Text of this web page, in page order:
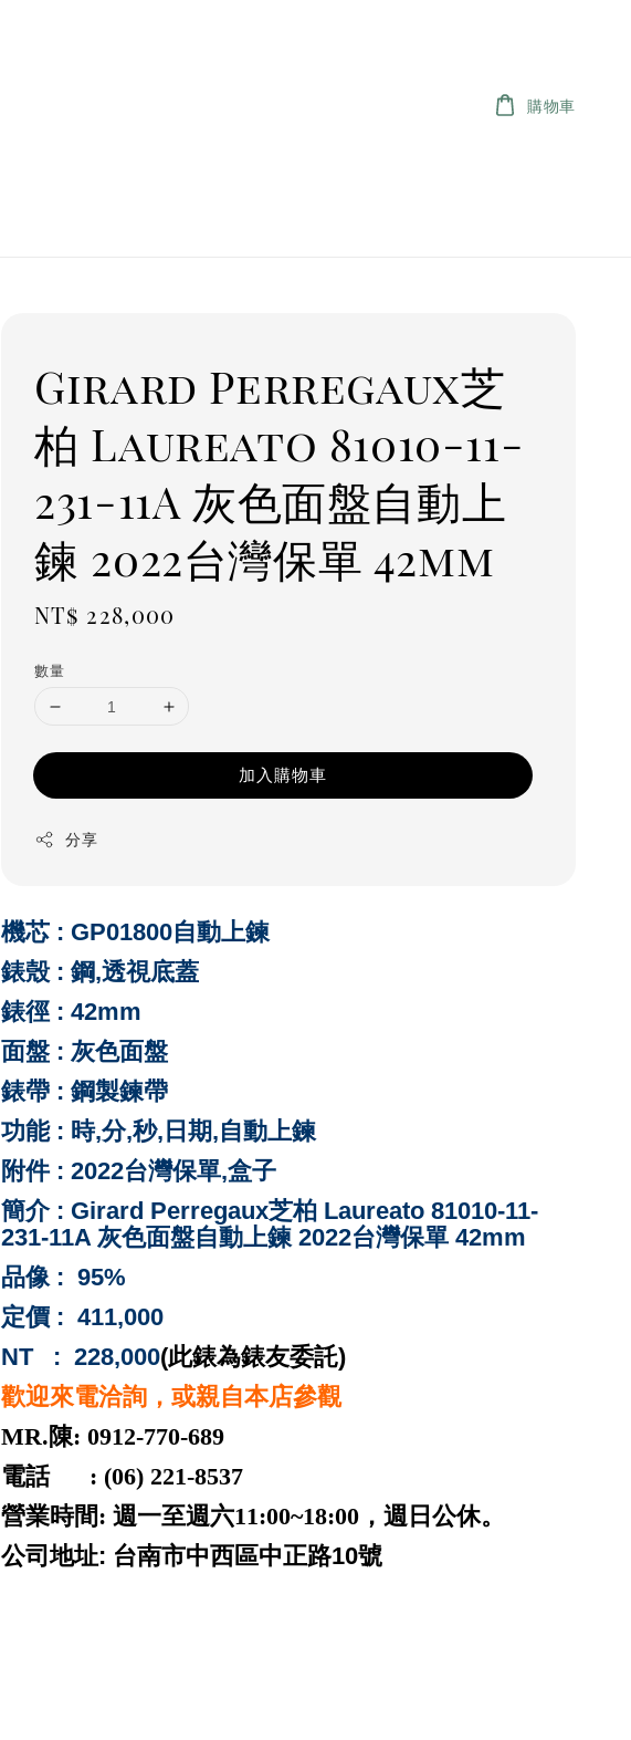
購物車
Girard Perregaux芝
柏 Laureato 81010-11-
231-11A 灰色面盤自動上
鍊 2022台灣保單 42mm
Regular
NT$ 228,000
數量
加入購物車
分享
機芯 : GP01800自動上鍊
錶殼 :鋼,透視底蓋
錶徑 : 42mm
面盤 : 灰色面盤
錶帶 : 鋼製鍊帶
功能 : 時,分,秒,日期,自動上鍊
附件 : 2022台灣保單,盒子
簡介 : Girard Perregaux芝柏 Laureato 81010-11-
231-11A 灰色面盤自動上鍊 2022台灣保單 42mm
品像 : 95%
定價 : 411,000
NT : 228,000(此錶為錶友委託)
歡迎來電洽詢，或親自本店參觀
MR.陳: 0912-770-689
電話 : (06) 221-8537
營業時間: 週一至週六11:00~18:00，週日公休。
公司地址: 台南市中西區中正路10號